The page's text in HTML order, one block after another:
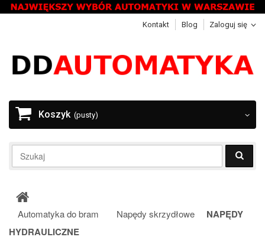
Zaloguj się
Kontakt Blog
Koszyk (pusty)
Automatyka do bram Napędy skrzydłowe
NAPĘDY
HYDRAULICZNE